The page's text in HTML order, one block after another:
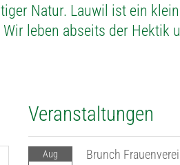
Natur. Lauwil ist ein
leben abseits der Hektik
Veranstaltungen
Aug Brunch